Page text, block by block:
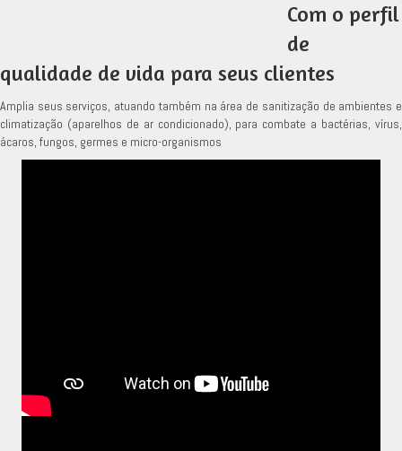
Com o perfil
de
qualidade de vida para seus clientes
Amplia seus serviços, atuando também na área de sanitização de ambientes e
climatização (aparelhos de ar condicionado), para combate a bactérias, vírus,
ácaros, fungos, germes e micro-organismos